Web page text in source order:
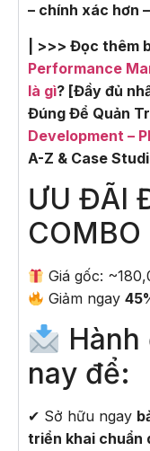
– chính xác hơn
| >>> Đọc thêm
Performance
là gì? [Đầy đủ
Đúng Để Quản
Development –
A-Z & Case
ƯU ĐÃI
COMBO
Giá gốc:
Giảm ngay
nay để:
✔ Sở hữu ngay
triển khai chuẩn